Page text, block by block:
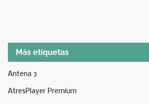
Más etiquetas
Antena 3
AtresPlayer Premium